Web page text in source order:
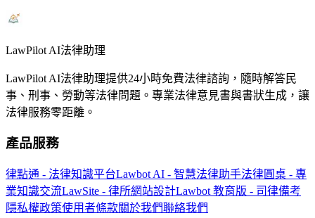
LawPilot AI法律助理
LawPilot AI法律助理提供24小時免費法律諮詢，隨時解答民
事、刑事、勞動等法律問題。專業法律意見書與書狀生成，讓
法律服務零距離。
產品服務
律點通 - 法律知識平台Lawbot AI - 智慧法律助手法律圓桌 - 專
業知識交流LawSite - 律所網站設計Lawbot 教育版 - 司律備考
隱私權政策使用者條款關於我們聯絡我們